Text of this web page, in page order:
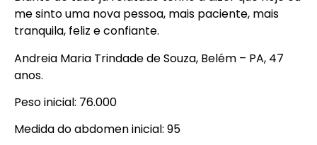
me sinto uma nova pessoa, mais paciente, mais
tranquila, feliz e confiante.
Andreia Maria Trindade de Souza, Belém – PA, 47
anos.
Peso inicial: 76.000
Medida do abdomen inicial: 95